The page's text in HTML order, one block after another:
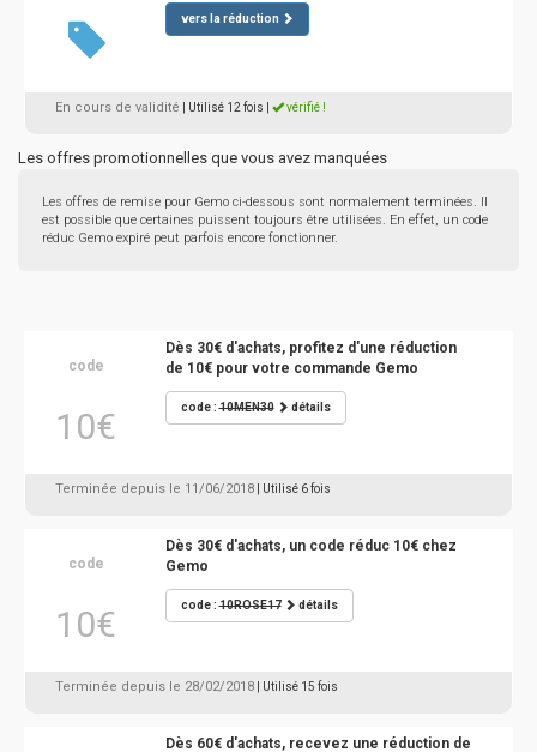
vers la réduction
En cours de validité | Utilisé 12 fois vérifié !
Les offres promotionnelles que vous avez manquées
Les offres de remise pour Gemo ci-dessous sont normalement terminées. Il
est possible que certaines puissent toujours être utilisées. En effet, un code
réduc Gemo expiré peut parfois encore fonctionner.
code
10€
Dès 30€ d'achats, profitez d'une réduction
de 10€ pour votre commande Gemo
code :10MEN30 détails
Terminée depuis le 11/06/2018 | Utilisé 6 fois
code
10€
Dès 30€ d'achats, un code réduc 10€ chez
Gemo
code :10ROSE17 détails
Terminée depuis le 28/02/2018 | Utilisé 15 fois
Dès 60€ d'achats, recevez une réduction de